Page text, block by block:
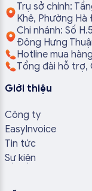
Trụ sở chính:
Khê, Phường Hà
Chi nhánh: Số
Đông Hưng
Hotline mua
Tổng đài hỗ trợ,
Giới thiệu
Công ty
EasyInvoice
Tin tức
Sự kiện